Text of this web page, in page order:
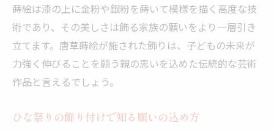
蒔絵は漆の上に金粉や銀粉を蒔いて模様を描く高度な技
術であり、その美しさは飾る家族の願いをより一層引き
立てます。唐草蒔絵が施された飾りは、子どもの未来が
力強く伸びることを願う親の思いを込めた伝統的な芸術
作品と言えるでしょう。
ひな祭りの飾り付けで知る願いの込め方